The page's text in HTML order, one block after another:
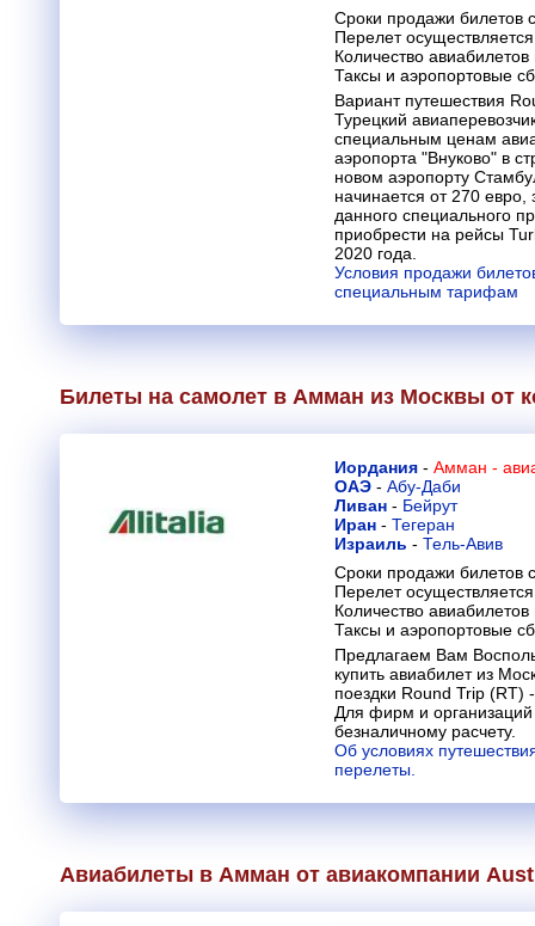
Сроки продажи билетов
Перелет
Количество
Таксы и аэропортовые
Вариант путешествия
Турецкий
специальным ценам
аэропорта "Внуково" в
новом аэропорту
начинается от 270
данного специального
приобрести на рейсы
2020 года.
Условия продажи
специальным тарифам
Билеты на самолет в Амман из Москвы от
Иордания - Амман -
ОАЭ - Абу-Даби
Ливан - Бейрут
Иран - Тегеран
Израиль - Тель-Авив
Сроки продажи билетов
Перелет
Количество
Таксы и аэропортовые
Предлагаем Вам
купить авиабилет из
поездки Round Trip (RT)
Для фирм и
безналичному расчету.
Об условиях
перелеты.
Авиабилеты в Амман от авиакомпании